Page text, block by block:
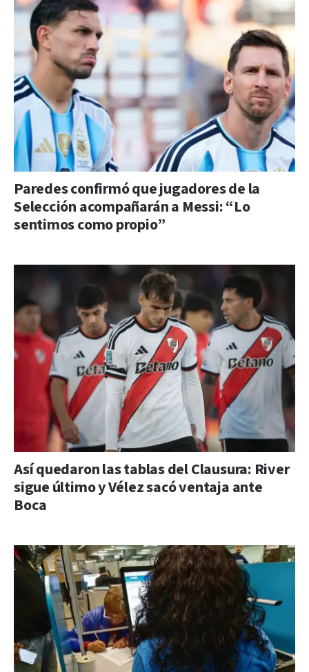
Paredes confirmó que jugadores de la
Selección acompañarán a Messi: “Lo
sentimos como propio”
Así quedaron las tablas del Clausura: River
sigue último y Vélez sacó ventaja ante
Boca